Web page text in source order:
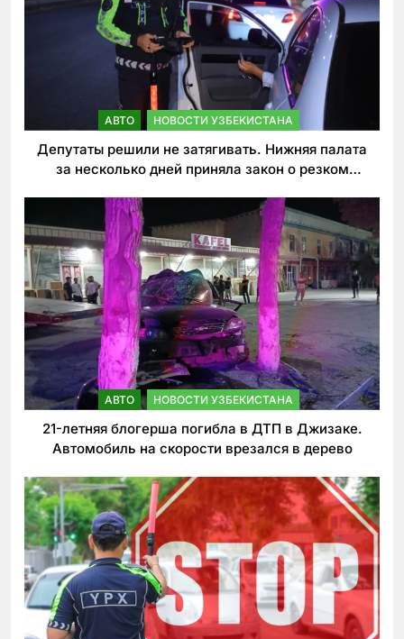
АВТО НОВОСТИ УЗБЕКИСТАНА
Депутаты решили не затягивать. Нижняя палата
за несколько дней приняла закон о резком
АВТО НОВОСТИ УЗБЕКИСТАНА
21-летняя блогерша погибла в ДТП в Джизаке.
Автомобиль на скорости врезался в дерево